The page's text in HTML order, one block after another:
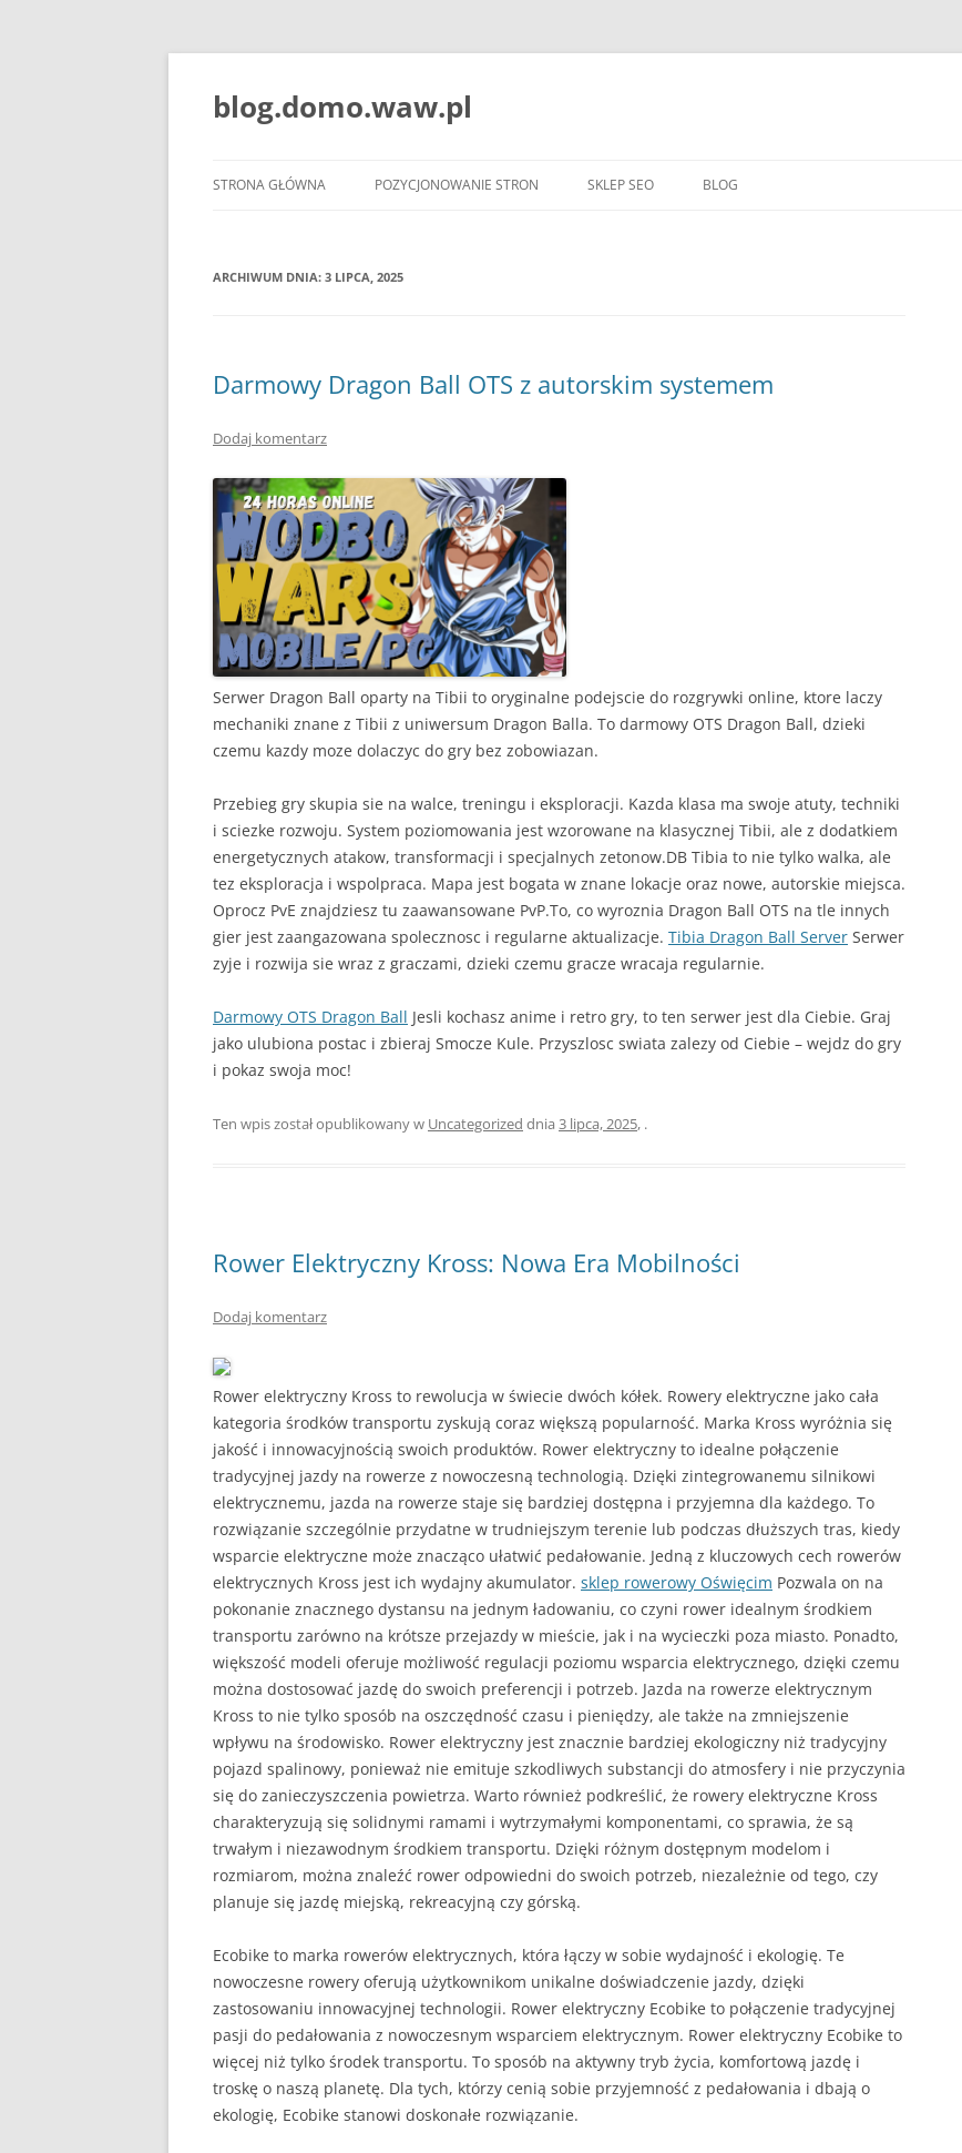
blog.domo.waw.pl
STRONA GŁÓWNA POZYCJONOWANIE STRON SKLEP SEO BLOG
ARCHIWUM DNIA: 3 LIPCA, 2025
Darmowy Dragon Ball OTS z autorskim systemem
Dodaj komentarz
Serwer Dragon Ball oparty na Tibii to oryginalne podejscie do rozgrywki online, ktore laczy
mechaniki znane z Tibii z uniwersum Dragon Balla. To darmowy OTS Dragon Ball, dzieki
czemu kazdy moze dolaczyc do gry bez zobowiazan.
Przebieg gry skupia sie na walce, treningu i eksploracji. Kazda klasa ma swoje atuty, techniki
i sciezke rozwoju. System poziomowania jest wzorowane na klasycznej Tibii, ale z dodatkiem
energetycznych atakow, transformacji i specjalnych zetonow.DB Tibia to nie tylko walka, ale
tez eksploracja i wspolpraca. Mapa jest bogata w znane lokacje oraz nowe, autorskie miejsca.
Oprocz PvE znajdziesz tu zaawansowane PvP.To, co wyroznia Dragon Ball OTS na tle innych
gier jest zaangazowana spolecznosc i regularne aktualizacje. Tibia Dragon Ball Server Serwer
zyje i rozwija sie wraz z graczami, dzieki czemu gracze wracaja regularnie.
Darmowy OTS Dragon Ball Jesli kochasz anime i retro gry, to ten serwer jest dla Ciebie. Graj
jako ulubiona postac i zbieraj Smocze Kule. Przyszlosc swiata zalezy od Ciebie – wejdz do gry
i pokaz swoja moc!
Ten wpis został opublikowany w Uncategorized dnia 3 lipca, 2025, .
Rower Elektryczny Kross: Nowa Era Mobilności
Dodaj komentarz
Rower elektryczny Kross to rewolucja w świecie dwóch kółek. Rowery elektryczne jako cała
kategoria środków transportu zyskują coraz większą popularność. Marka Kross wyróżnia się
jakość i innowacyjnością swoich produktów. Rower elektryczny to idealne połączenie
tradycyjnej jazdy na rowerze z nowoczesną technologią. Dzięki zintegrowanemu silnikowi
elektrycznemu, jazda na rowerze staje się bardziej dostępna i przyjemna dla każdego. To
rozwiązanie szczególnie przydatne w trudniejszym terenie lub podczas dłuższych tras, kiedy
wsparcie elektryczne może znacząco ułatwić pedałowanie. Jedną z kluczowych cech rowerów
elektrycznych Kross jest ich wydajny akumulator. sklep rowerowy Oświęcim Pozwala on na
pokonanie znacznego dystansu na jednym ładowaniu, co czyni rower idealnym środkiem
transportu zarówno na krótsze przejazdy w mieście, jak i na wycieczki poza miasto. Ponadto,
większość modeli oferuje możliwość regulacji poziomu wsparcia elektrycznego, dzięki czemu
można dostosować jazdę do swoich preferencji i potrzeb. Jazda na rowerze elektrycznym
Kross to nie tylko sposób na oszczędność czasu i pieniędzy, ale także na zmniejszenie
wpływu na środowisko. Rower elektryczny jest znacznie bardziej ekologiczny niż tradycyjny
pojazd spalinowy, ponieważ nie emituje szkodliwych substancji do atmosfery i nie przyczynia
się do zanieczyszczenia powietrza. Warto również podkreślić, że rowery elektryczne Kross
charakteryzują się solidnymi ramami i wytrzymałymi komponentami, co sprawia, że są
trwałym i niezawodnym środkiem transportu. Dzięki różnym dostępnym modelom i
rozmiarom, można znaleźć rower odpowiedni do swoich potrzeb, niezależnie od tego, czy
planuje się jazdę miejską, rekreacyjną czy górską.
Ecobike to marka rowerów elektrycznych, która łączy w sobie wydajność i ekologię. Te
nowoczesne rowery oferują użytkownikom unikalne doświadczenie jazdy, dzięki
zastosowaniu innowacyjnej technologii. Rower elektryczny Ecobike to połączenie tradycyjnej
pasji do pedałowania z nowoczesnym wsparciem elektrycznym. Rower elektryczny Ecobike to
więcej niż tylko środek transportu. To sposób na aktywny tryb życia, komfortową jazdę i
troskę o naszą planetę. Dla tych, którzy cenią sobie przyjemność z pedałowania i dbają o
ekologię, Ecobike stanowi doskonałe rozwiązanie.